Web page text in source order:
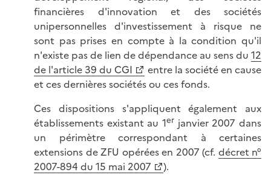
financières d'innovation et des sociétés
unipersonnelles d'investissement à risque ne
sont pas prises en compte à la condition qu'il
n'existe pas de lien de dépendance au sens du 12
de l'article 39 du CGI
entre la société en cause
et ces dernières sociétés ou ces fonds.
Ces dispositions s'appliquent également aux
établissements existant au 1er janvier 2007 dans
un périmètre correspondant à certaines
extensions de ZFU opérées en 2007 (cf. décret n°
2007-894 du 15 mai 2007
).